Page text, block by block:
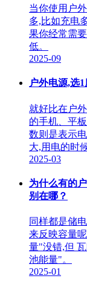
当你使用户
多,比如充电
果你经常需
低。
2025-09
户外电源,选
就好比在户
的手机、平
数则是表示
大,用电的时
2025-03
为什么有的
别在哪？
同样都是储
来反映容量
量"没错,但
池能量"。
2025-01